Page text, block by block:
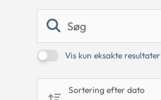
Vis kun eksakte resultater